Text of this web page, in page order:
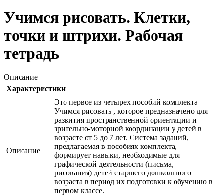
Учимся рисовать. Клетки,
точки и штрихи. Рабочая
тетрадь
Описание
Характеристики
Описание
Это первое из четырех пособий комплекта
Учимся рисовать , которое предназначено для
развития пространственной ориентации и
зрительно-моторной координации у детей в
возрасте от 5 до 7 лет. Система заданий,
предлагаемая в пособиях комплекта,
формирует навыки, необходимые для
графической деятельности (письма,
рисования) детей старшего дошкольного
возраста в период их подготовки к обучению в
первом классе.